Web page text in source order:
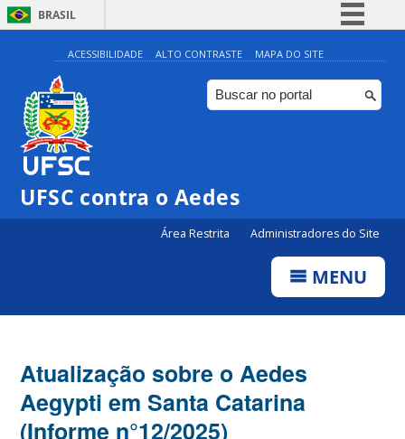
BRASIL
Simplifique!
Comunica BR
Participe
ACESSIBILIDADE ALTO CONTRASTE MAPA DO SITE
UFSC contra o Aedes
Área Restrita Administradores do Site
MENU
Atualização sobre o Aedes
Aegypti em Santa Catarina
(Informe n°12/2025)